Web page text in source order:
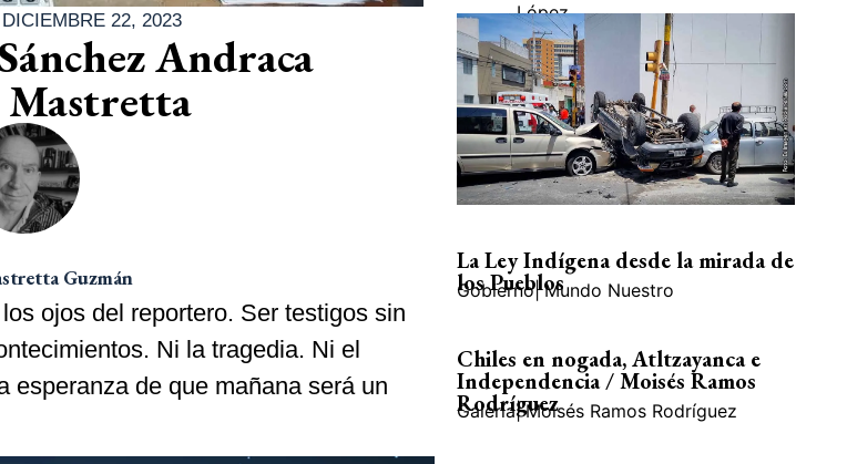
DICIEMBRE 22, 2023
Andraca
Mastretta
Guzmán
ojos del reportero. Ser testigos sin
Ni la tragedia. Ni el
esperanza de que mañana será un
López
La Ley Indígena desde la mirada de
los Pueblos
Gobierno| Mundo Nuestro
Chiles en nogada, Atltzayanca e
Independencia / Moisés Ramos
Rodríguez
Galería| Moisés Ramos Rodríguez